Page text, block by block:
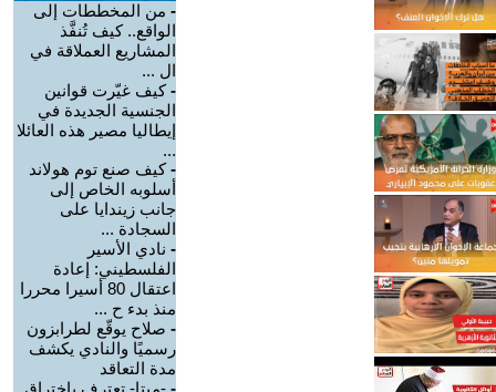
- من المخططات إلى
الواقع.. كيف تُنفَّذ
المشاريع العملاقة في
ال ...
-كيف غيّرت قوانين
الجنسية الجديدة في
إيطاليا مصير هذه العائلا
...
-كيف صنع توم هولاند
أسلوبه الخاص إلى
جانب زيندايا على
السجادة ...
- نادي الأسير
الفلسطيني: إعادة
اعتقال 80 أسيرا محررا
منذ بدء ح ...
- صلاح يوقّع لطرابزون
رسميًا والنادي يكشف
مدة التعاقد
- -ميتا- تعترف باختراق